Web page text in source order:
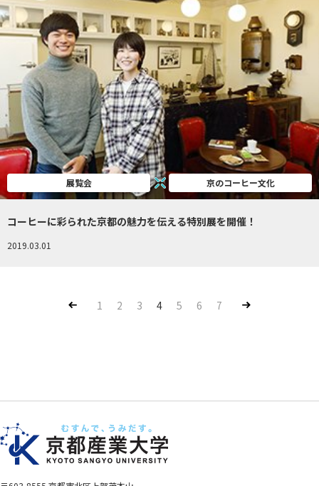
展覧会 京のコーヒー文化
コーヒーに彩られた京都の魅力を伝える特別展を開催！
2019.03.01
Pre 1 2 3 4 5 6 7 Nex